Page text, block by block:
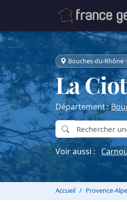
Bouches-du-Rhône
La
Département :
Voir aussi :
Accueil Provence-